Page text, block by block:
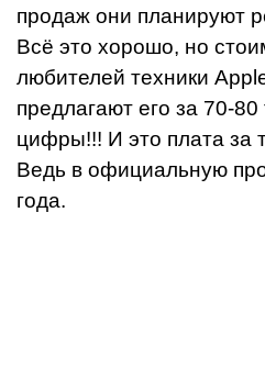
продаж они планируют
Всё это хорошо, но
любителей техники
предлагают его за 70-
цифры!!! И это плата за
Ведь в официальную
года.